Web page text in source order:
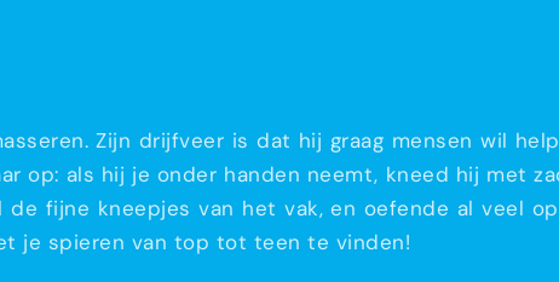
Zijn drijfveer is dat hij graag mensen wil
op: als hij je onder handen neemt, kneed hij met
fijne kneepjes van het vak, en oefende al veel
je spieren van top tot teen te vinden!